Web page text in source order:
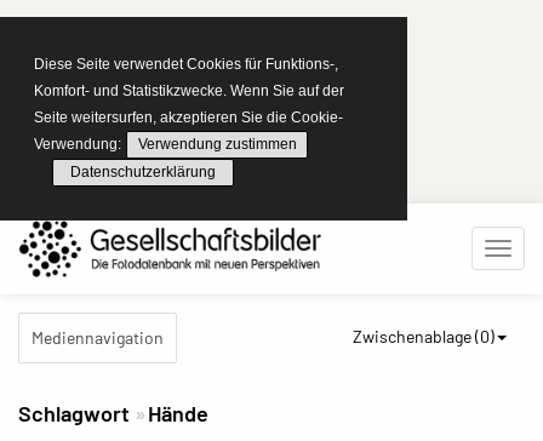
Diese Seite verwendet Cookies für Funktions-,
Komfort- und Statistikzwecke. Wenn Sie auf der
Seite weitersurfen, akzeptieren Sie die Cookie-
Verwendung:
Verwendung zustimmen
Datenschutzerklärung
Mediennavigation Zwischenablage (0)
Schlagwort Hände